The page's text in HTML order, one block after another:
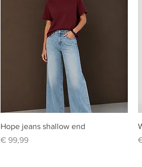
Hope jeans shallow end
Prijs
€ 99,99